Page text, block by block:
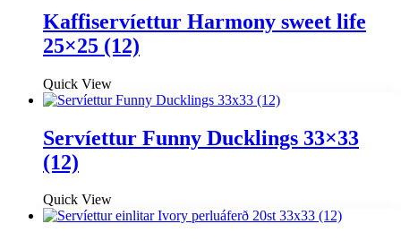
Kaffiservíettur Harmony sweet life
25×25 (12)
Quick View
Servíettur Funny Ducklings 33×33
(12)
Quick View